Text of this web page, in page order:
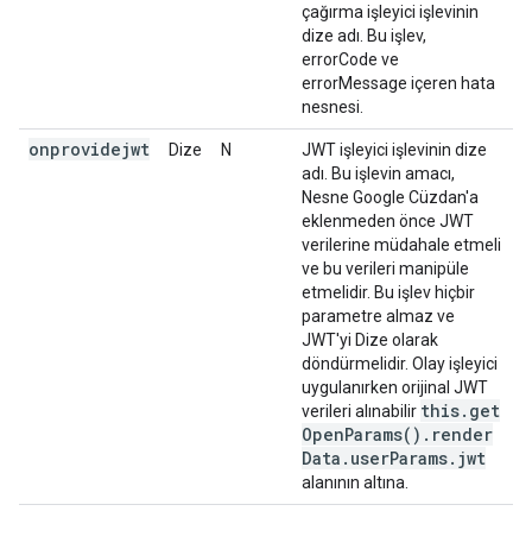
çağırma işleyici işlevinin
dize adı. Bu işlev,
errorCode ve
errorMessage içeren hata
nesnesi.
onprovidejwt Dize N
JWT işleyici işlevinin dize
adı. Bu işlevin amacı,
Nesne Google Cüzdan'a
eklenmeden önce JWT
verilerine müdahale etmeli
ve bu verileri manipüle
etmelidir. Bu işlev hiçbir
parametre almaz ve
JWT'yi Dize olarak
döndürmelidir. Olay işleyici
uygulanırken orijinal JWT
verileri alınabilir this. get
OpenParams( ) . render
Data . userParams. jwt
alanının altına.